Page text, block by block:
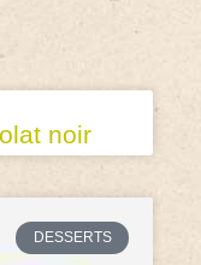
noir
DESSERTS